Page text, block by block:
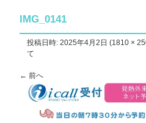
IMG_0141
投稿日時: 2025年4月2日 (1810 ×
て
← 前へ